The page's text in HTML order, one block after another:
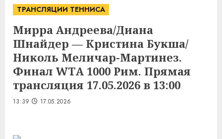
ТРАНСЛЯЦИИ ТЕННИСА
Мирра Андреева/Диана
Шнайдер — Кристина Букша/
Николь Меличар-Мартинез.
Финал WTA 1000 Рим. Прямая
трансляция 17.05.2026 в 13:00
13:39 17.05.2026